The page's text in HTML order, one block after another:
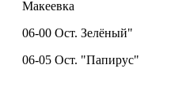
Макеевка
06-00 Ост. Зелёный"
06-05 Ост. "Папирус"